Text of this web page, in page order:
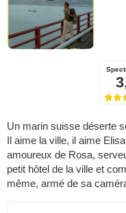
Un marin suisse déserte
Il aime la ville, il aime
amoureux de Rosa,
petit hôtel de la ville et
même, armé de sa